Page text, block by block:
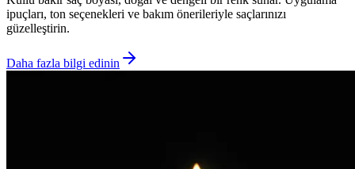
ipuçları, ton seçenekleri ve bakım önerileriyle saçlarınızı
güzelleştirin.
Daha fazla bilgi edinin